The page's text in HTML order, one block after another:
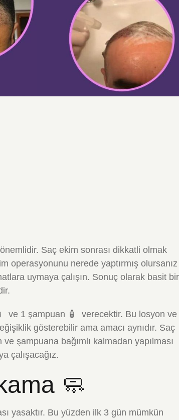
Saç ekim sonrası dikkatli olmak
operasyonunu nerede yaptırmış olursanız
uymaya çalışın. Sonuç olarak basit bir
ve 1 şampuan 🧴 verecektir. Bu losyon ve
gösterebilir ama amacı aynıdır. Saç
şampuana bağımlı kalmadan yapılması
çalışacağız.
🧼
yasaktır. Bu yüzden ilk 3 gün mümkün